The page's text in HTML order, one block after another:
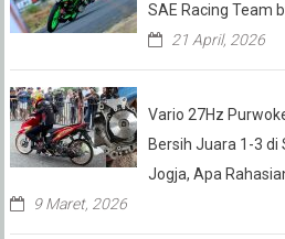
SAE Racing Team
21 April, 2026
Vario 27Hz
Bersih Juara 1-3 di
Jogja, Apa
9 Maret, 2026